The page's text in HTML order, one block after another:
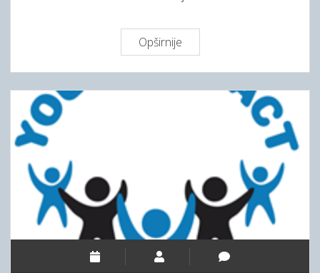
Opširnije
O
Z
I
Č
E
Š
Ć
U